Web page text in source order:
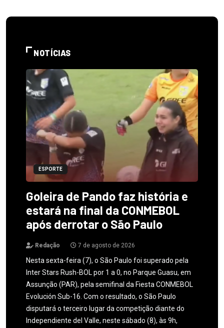
NOTÍCIAS
ESPORTE
Goleira de Pando faz história e
estará na final da CONMEBOL
após derrotar o São Paulo
Redação 7 de agosto de 2026
Nesta sexta-feira (7), o São Paulo foi superado pela
Inter Stars Rush-BOL por 1 a 0, no Parque Guasu, em
Assunção (PAR), pela semifinal da Fiesta CONMEBOL
Evolución Sub-16. Com o resultado, o São Paulo
disputará o terceiro lugar da competição diante do
Independiente del Valle, neste sábado (8), às 9h,